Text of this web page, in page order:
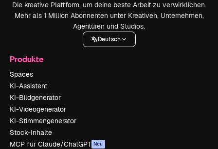
Die kreative Plattform, um deine beste Arbeit zu verwirklichen.
Mehr als 1 Million Abonnenten unter Kreativen, Unternehmen,
Agenturen und Studios.
Deutsch
Produkte
Spaces
KI-Assistent
KI-Bildgenerator
KI-Videogenerator
KI-Stimmengenerator
Stock-Inhalte
MCP für Claude/ChatGPT Neu